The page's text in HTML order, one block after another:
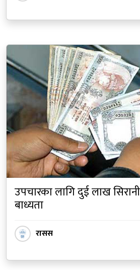
उपचारका लागि दुई लाख
बाध्यता
रासस